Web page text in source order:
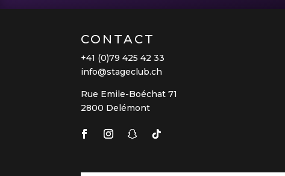
CONTACT
+41 (0)79 425 42 33
info@stageclub.ch
Rue Emile-Boéchat 71
2800 Delémont